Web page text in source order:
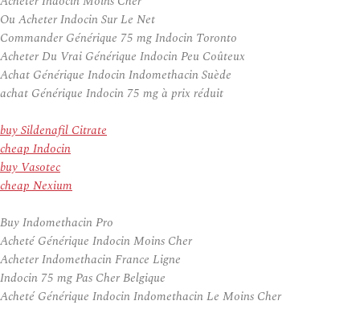
Ou Acheter Indocin Sur Le Net
Commander Générique 75 mg Indocin Toronto
Acheter Du Vrai Générique Indocin Peu Coûteux
Achat Générique Indocin Indomethacin Suède
achat Générique Indocin 75 mg à prix réduit
buy Sildenafil Citrate
cheap Indocin
buy Vasotec
cheap Nexium
Buy Indomethacin Pro
Acheté Générique Indocin Moins Cher
Acheter Indomethacin France Ligne
Indocin 75 mg Pas Cher Belgique
Acheté Générique Indocin Indomethacin Le Moins Cher